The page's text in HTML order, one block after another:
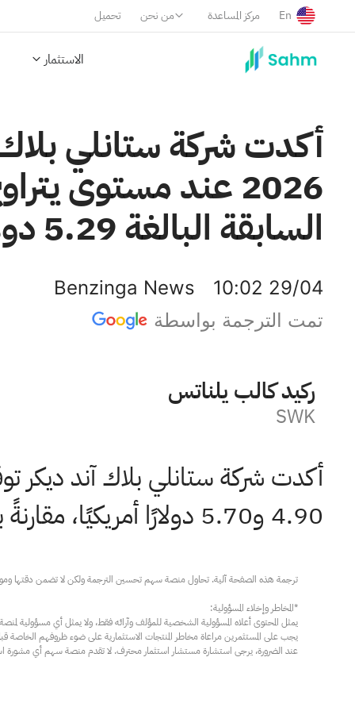
تحميل من نحن مركز المساعدة En
الاستثمار
أكدت شركة ستانلي بلاك
السابقة البالغة 5.29 دولارًا أمريكيًا.
Benzinga News
10:02 29/04
تمت الترجمة بواسطة
ستانلي بلاك ديكر
SWK
4.90 و5.70 دولارًا أمريكيًا، مقارنةً بالتوقعات السابقة البالغة 5.29 دولارًا أمريكيًا.
عند الضرورة، يرجى استشارة مستشار استثمار محترف. لا تقدم منصة سهم أي مشورة